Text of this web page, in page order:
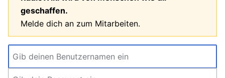
geschaffen.
Melde dich an zum Mitarbeiten.